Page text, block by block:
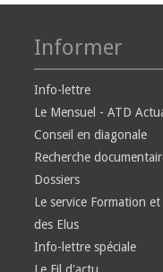
Informer
Info-lettre
Le Mensuel - ATD
Conseil en diagonale
Recherche
Dossiers
Le service Formation
des Elus
Info-lettre spéciale